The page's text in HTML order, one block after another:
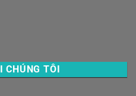
CHÚNG TÔI